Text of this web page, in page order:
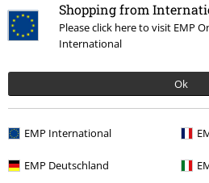
Shopping from
Please click here to visit EMP
International
Ok
EMP International
EMP Deutschland
€ 19,99 €